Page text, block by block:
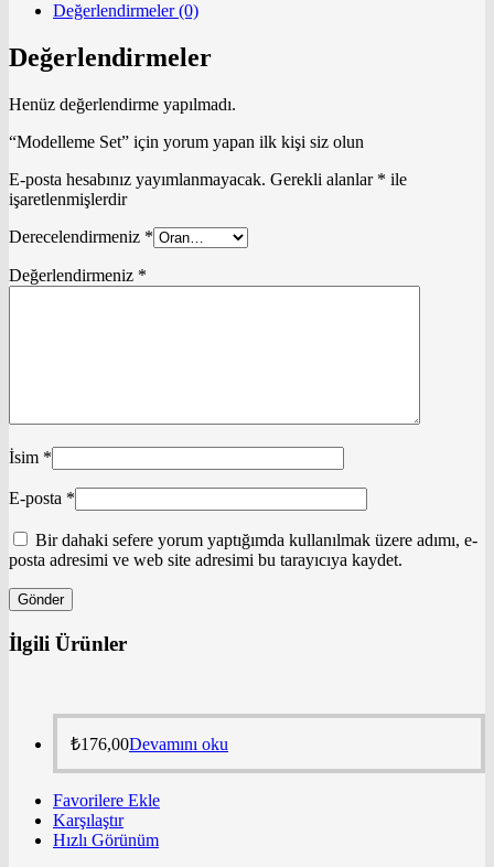
Değerlendirmeler (0)
Değerlendirmeler
Henüz değerlendirme yapılmadı.
“Modelleme Set” için yorum yapan ilk kişi siz olun
E-posta hesabınız yayımlanmayacak. Gerekli alanlar * ile
işaretlenmişlerdir
Derecelendirmeniz *
Değerlendirmeniz *
İsim *
E-posta *
Bir dahaki sefere yorum yaptığımda kullanılmak üzere adımı, e-
posta adresimi ve web site adresimi bu tarayıcıya kaydet.
İlgili Ürünler
₺176,00Devamını oku
Favorilere Ekle
Karşılaştır
Hızlı Görünüm